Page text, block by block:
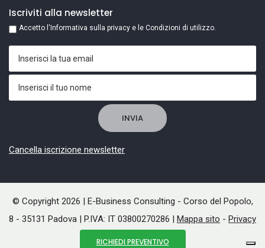
RICHIEDI PREVENTIVO
Iscriviti alla newsletter
Accetto l'Informativa sulla privacy e le Condizioni di utilizzo.
Cancella iscrizione newsletter
© Copyright 2026 | E-Business Consulting - Corso del Popolo,
8 - 35131 Padova | P.IVA: IT 03800270286 | Mappa sito - Privacy
-Cookie